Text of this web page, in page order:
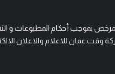
بموجب أحكام المطبوعات و
عمان للاعلام والاعلان